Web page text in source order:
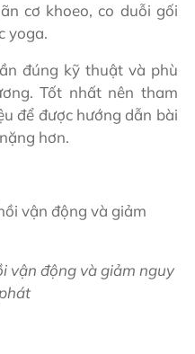
cơ khoeo, co duỗi gối
yoga.
đúng kỹ thuật và phù
Tốt nhất nên tham
để được hướng dẫn bài
hơn.
vận động và giảm nguy